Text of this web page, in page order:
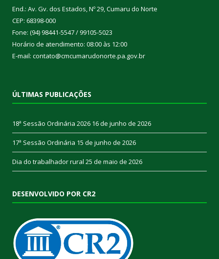
End.: Av. Gv. dos Estados, Nº 29, Cumaru do Norte
CEP: 68398-000
Fone: (94) 98441-5547 / 99105-5023
Horário de atendimento: 08:00 às 12:00
E-mail: contato@cmcumarudonorte.pa.gov.br
ÚLTIMAS PUBLICAÇÕES
18ª Sessão Ordinária 2026 16 de junho de 2026
17ª Sessão Ordinária 15 de junho de 2026
Dia do trabalhador rural 25 de maio de 2026
DESENVOLVIDO POR CR2